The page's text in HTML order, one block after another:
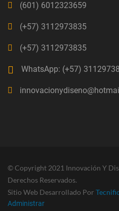
(601) 6012323659
(+57) 3112973835
(+57) 3112973835
WhatsApp: (+57)
© Copyright 2021 Innovación Y
Derechos Reservados.
Sitio Web Desarrollado Por
Administrar